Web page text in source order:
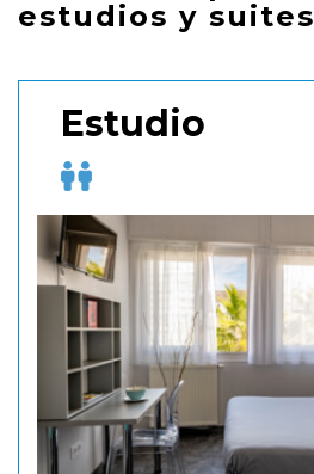
estudios y suites
Estudio